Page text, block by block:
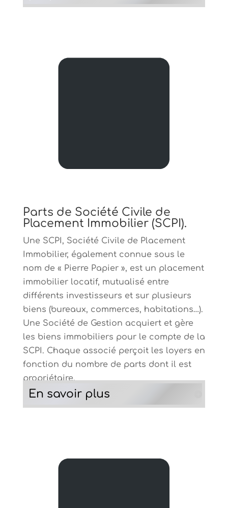
Parts de Société Civile de
Placement Immobilier (SCPI).
Une SCPI, Société Civile de Placement
Immobilier, également connue sous le
nom de « Pierre Papier », est un placement
immobilier locatif, mutualisé entre
différents investisseurs et sur plusieurs
biens (bureaux, commerces, habitations…).
Une Société de Gestion acquiert et gère
les biens immobiliers pour le compte de la
SCPI. Chaque associé perçoit les loyers en
fonction du nombre de parts dont il est
propriétaire.
En savoir plus